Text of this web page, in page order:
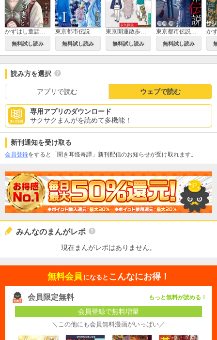
かずはし童話［1話売り］
無料試し読み
東京都市伝説
無料試し読み
東京開運散歩［1話売り］
無料試し読み
東京都市伝説［1話売り］
無料試し読み
読み方を選択
アプリで読む ウェブで読む
専用アプリのダウンロード
サクサクまんがを読めて多機能！
新刊通知を受け取る
会員登録をすると「聞き耳怪奇譚」新刊配信のお知らせが受け取れます。
みんなのまんがレポ
現在まんがレポはありません。
無料会員 になると こんなにお得！
会員限定無料 もっと無料が読める！
会員登録で無料増量
＼この他にも会員無料漫画がいっぱい／